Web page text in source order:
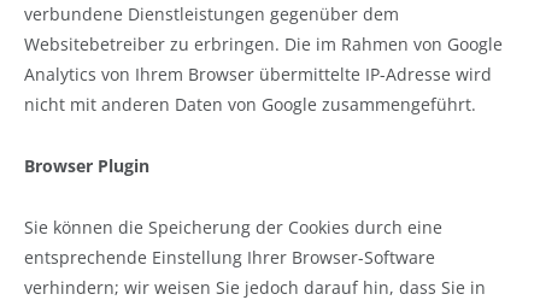
verbundene Dienstleistungen gegenüber dem
Websitebetreiber zu erbringen. Die im Rahmen von Google
Analytics von Ihrem Browser übermittelte IP-Adresse wird
nicht mit anderen Daten von Google zusammengeführt.
Browser Plugin
Sie können die Speicherung der Cookies durch eine
entsprechende Einstellung Ihrer Browser-Software
verhindern; wir weisen Sie jedoch darauf hin, dass Sie in